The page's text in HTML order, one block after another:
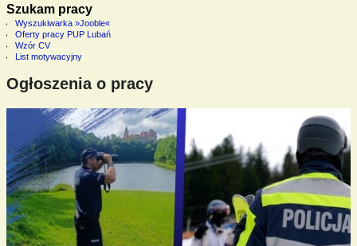
Szukam pracy
Wyszukiwarka »Jooble«
Oferty pracy PUP Lubań
Wzór CV
List motywacyjny
Ogłoszenia o pracy